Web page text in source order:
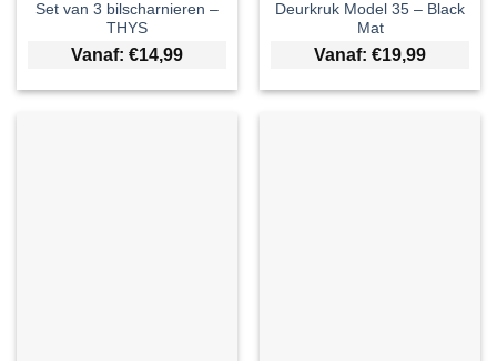
Set van 3 bilscharnieren –
THYS
Vanaf: €14,99
Deurkruk Model 35 – Black
Mat
Vanaf: €19,99